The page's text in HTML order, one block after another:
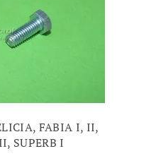
FABIA I, II,
SUPERB I